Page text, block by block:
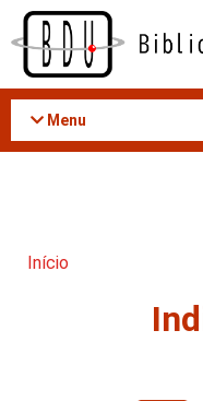
Acessar
conteúdo
Menu
Início